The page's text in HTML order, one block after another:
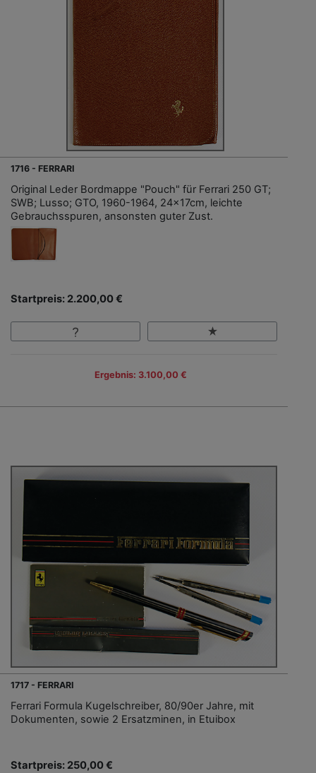
1716 - FERRARI
Original Leder Bordmappe "Pouch" für Ferrari 250 GT;
SWB; Lusso; GTO, 1960-1964, 24x17cm, leichte
Gebrauchsspuren, ansonsten guter Zust.
Startpreis: 2.200,00 €
Ergebnis: 3.100,00 €
1717 - FERRARI
Ferrari Formula Kugelschreiber, 80/90er Jahre, mit
Dokumenten, sowie 2 Ersatzminen, in Etuibox
Startpreis: 250,00 €